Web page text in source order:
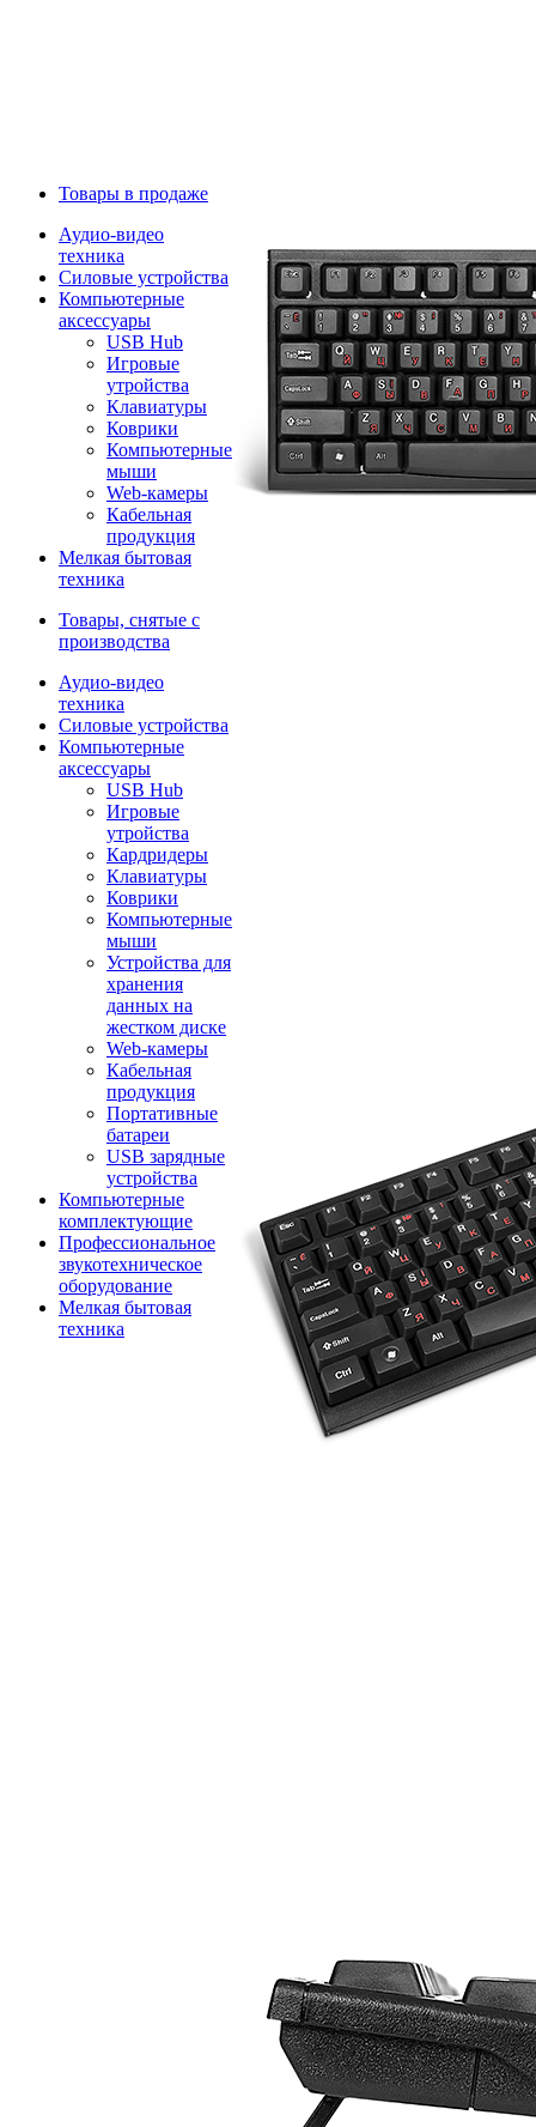
Товары в продаже
Аудио-видео
техника
Силовые устройства
Компьютерные
аксессуары
USB Hub
Игровые
утройства
Клавиатуры
Коврики
Компьютерные
мыши
Web-камеры
Кабельная
продукция
Мелкая бытовая
техника
Товары, снятые с
производства
Аудио-видео
техника
Силовые устройства
Компьютерные
аксессуары
USB Hub
Игровые
утройства
Кардридеры
Клавиатуры
Коврики
Компьютерные
мыши
Устройства для
хранения
данных на
жестком диске
Web-камеры
Кабельная
продукция
Портативные
батареи
USB зарядные
устройства
Компьютерные
комплектующие
Профессиональное
звукотехническое
оборудование
Мелкая бытовая
техника